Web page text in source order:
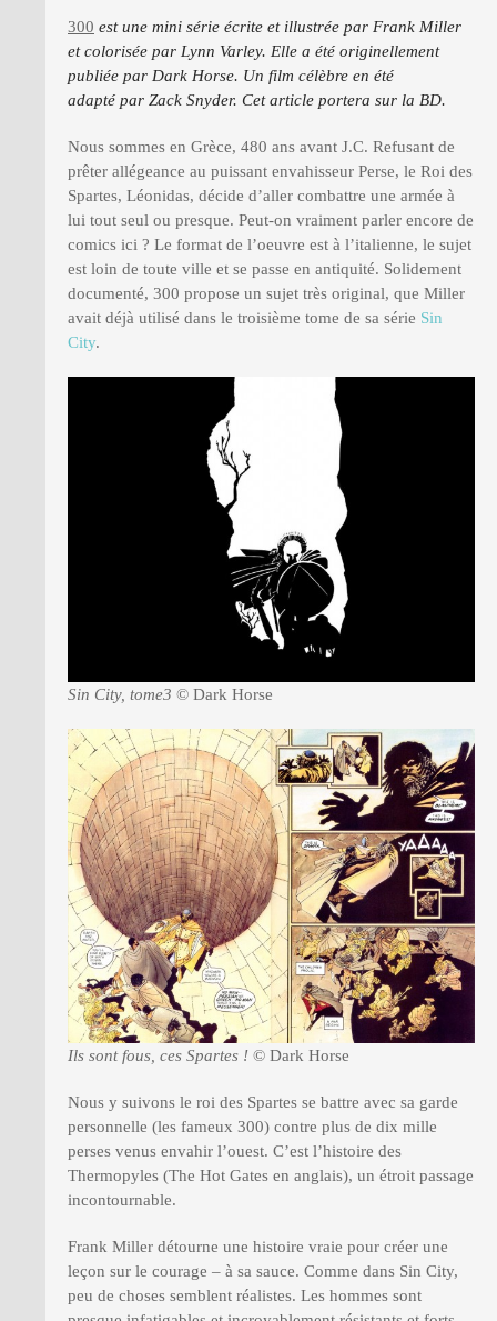
300 estune mini série écrite et illustrée par Frank Miller
et colorisée par Lynn Varley. Elle a été originellement
publiée par Dark Horse. Un film célèbre en été
adapté par Zack Snyder. Cet article portera sur la BD.
Nous sommes en Grèce, 480 ans avant J.C. Refusant de
prêter allégeance au puissant envahisseur Perse, le Roi des
Spartes, Léonidas, décide d’aller combattre une armée à
lui tout seul ou presque. Peut-on vraiment parler encore de
comics ici ? Le format de l’oeuvre est à l’italienne, le sujet
est loin de toute ville et se passe en antiquité. Solidement
documenté, 300 propose un sujet très original, que Miller
avait déjà utilisé dans le troisième tome de sa série Sin
City.
Sin City, tome3 © Dark Horse
Ils sont fous, ces Spartes ! © Dark Horse
Nous y suivons le roi des Spartes se battre avec sa garde
personnelle (les fameux 300) contre plus de dix mille
perses venus envahir l’ouest. C’est l’histoire des
Thermopyles (The Hot Gates en anglais), un étroit passage
incontournable.
Frank Miller détourne une histoire vraie pour créer une
leçon sur le courage – à sa sauce. Comme dans Sin City,
peu de choses semblent réalistes. Les hommes sont